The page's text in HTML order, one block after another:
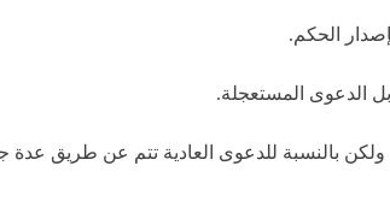
الحكم.
الدعوى المستعجلة.